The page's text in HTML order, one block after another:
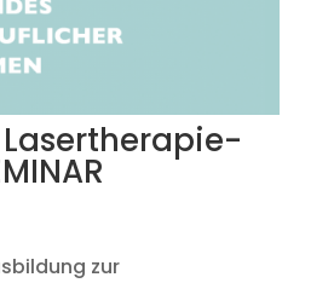
Lasertherapie-
zur